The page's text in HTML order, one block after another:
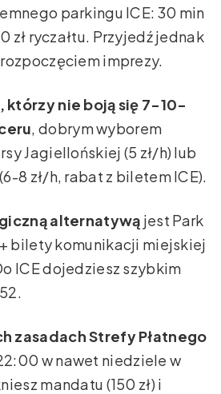
parkingu ICE: 30 min
zł ryczałtu. Przyjedź jednak
imprezy.
którzy nie boją się 7-10-
, dobrym wyborem
Jagiellońskiej (5 zł/h) lub
8 zł/h, rabat z biletem ICE).
alternatywą jest Park
bilety komunikacji miejskiej
ICE dojedziesz szybkim
zasadach Strefy Płatnego
w nawet niedziele w
mandatu (150 zł) i